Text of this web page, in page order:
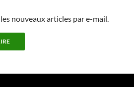
nouveaux articles par e-mail.